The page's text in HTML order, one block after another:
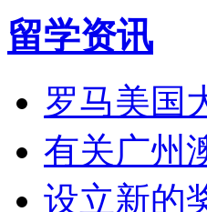
留学资讯
罗马美国
有关广州
设立新的